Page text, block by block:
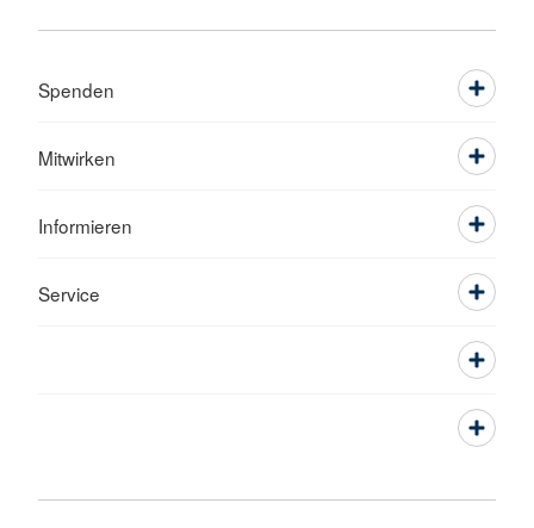
Spenden
Mitwirken
Informieren
Service